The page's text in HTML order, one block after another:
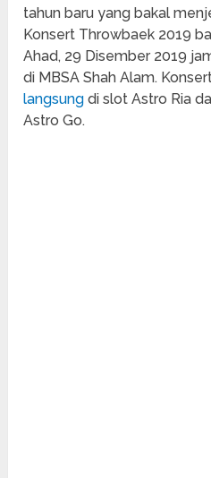
tahun baru yang bakal
Konsert Throwbaek 2019
Ahad, 29 Disember 2019
di MBSA Shah Alam.
langsung di slot Astro Ria
Astro Go.